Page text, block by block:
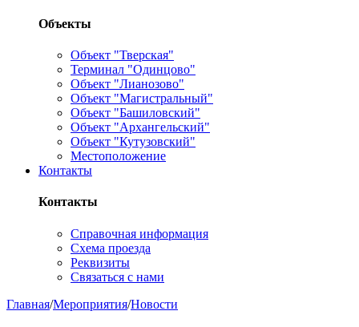
Объекты
Объект "Тверская"
Терминал "Одинцово"
Объект "Лианозово"
Объект "Магистральный"
Объект "Башиловский"
Объект "Архангельский"
Объект "Кутузовский"
Местоположение
Контакты
Контакты
Справочная информация
Схема проезда
Реквизиты
Связаться с нами
Главная/Мероприятия/Новости